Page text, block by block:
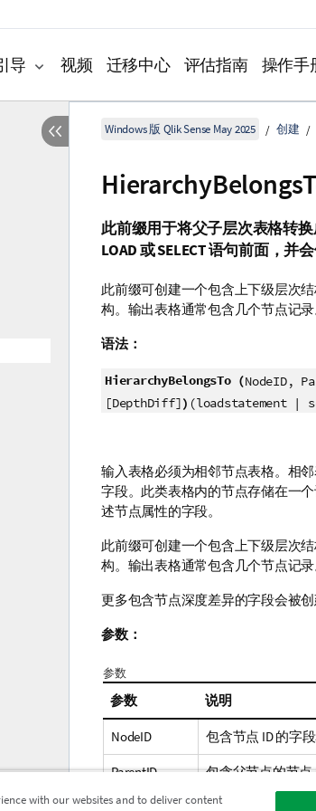
导 视频 迁移中心 评估指南 操作手
Windows 版 Qlik Sense May 2025 创建
此前缀用于将父子层次表格转
LOAD或SELECT语句前面，并会
此前缀可创建一个包含上下级层次
构。输出表格通常包含几个节点记录
语法：
HierarchyBelongsTo (NodeID,
[DepthDiff]) (loadstatement |
输入表格必须为相邻节点表格。相
字段。此类表格内的节点存储在一
述节点属性的字段。
此前缀可创建一个包含上下级层次
构。输出表格通常包含几个节点记录
更多包含节点深度差异的字段会被创
参数：
参数
参数 说明
NodeID 包含节点 ID 的字
ParentID 包含父节点的节点
NodeName 包含节点名称的字
with our websites and to deliver content